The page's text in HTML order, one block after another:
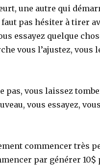
une autre qui
pas hésiter à tirer
essayez quelque
vous l’ajustez, vous
pas, vous laissez
vous essayez, vous
commencer très
par générer 10$